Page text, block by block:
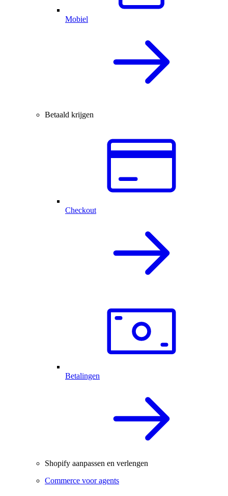
Mobiel
Betaald krijgen
Checkout
Betalingen
Shopify aanpassen en verlengen
Commerce voor agents